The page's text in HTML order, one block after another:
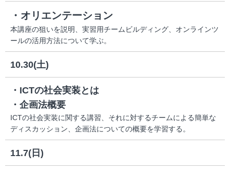
・オリエンテーション
本講座の狙いを説明、実習用チームビルディング、オンラインツ
ールの活用方法について学ぶ。
10.30(土)
・ICTの社会実装とは
・企画法概要
ICTの社会実装に関する講習、それに対するチームによる簡単な
ディスカッション、企画法についての概要を学習する。
11.7(日)